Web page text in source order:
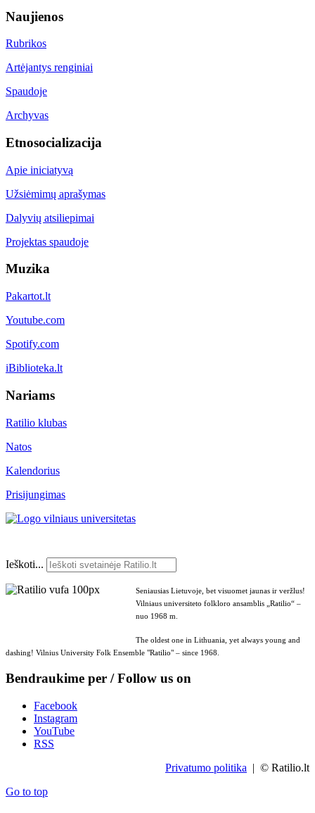
Naujienos
Rubrikos
Artėjantys renginiai
Spaudoje
Archyvas
Etnosocializacija
Apie iniciatyvą
Užsiėmimų aprašymas
Dalyvių atsiliepimai
Projektas spaudoje
Muzika
Pakartot.lt
Youtube.com
Spotify.com
iBiblioteka.lt
Nariams
Ratilio klubas
Natos
Kalendorius
Prisijungimas
Ieškoti...
Seniausias Lietuvoje, bet visuomet jaunas ir veržlus!
Vilniaus universiteto folkloro ansamblis „Ratilio“ –
nuo 1968 m.
The oldest one in Lithuania, yet always young and
dashing! Vilnius University Folk Ensemble "Ratilio" – since 1968.
Bendraukime per / Follow us on
Facebook
Instagram
YouTube
RSS
Privatumo politika | © Ratilio.lt
Go to top